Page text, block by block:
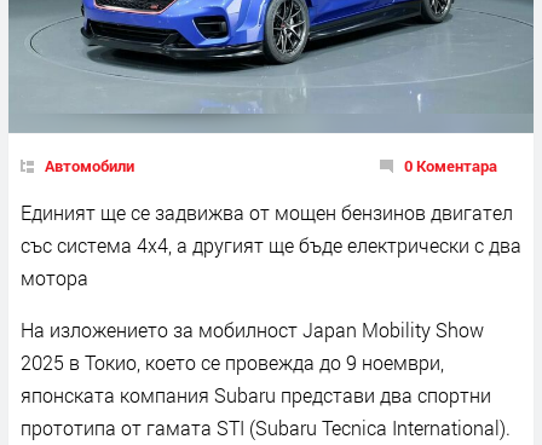
Автомобили 0 Коментара
Единият ще се задвижва от мощен бензинов двигател
със система 4х4, а другият ще бъде електрически с два
мотора
На изложението за мобилност Japan Mobility Show
2025 в Токио, което се провежда до 9 ноември,
японската компания Subaru представи два спортни
прототипа от гамата STI (Subaru Tecnica International).